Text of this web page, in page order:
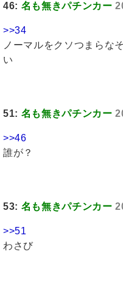
46: 名も無きパチンカー
>>34
ノーマルをクソつまらな
い
51: 名も無きパチンカー
>>46
誰が？
53: 名も無きパチンカー
>>51
わさび